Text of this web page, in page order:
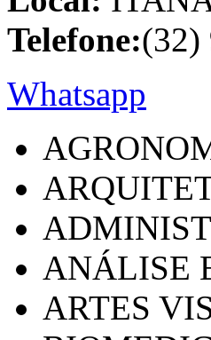
Telefone:(32)
Whatsapp
ANÁLISE
ARTES